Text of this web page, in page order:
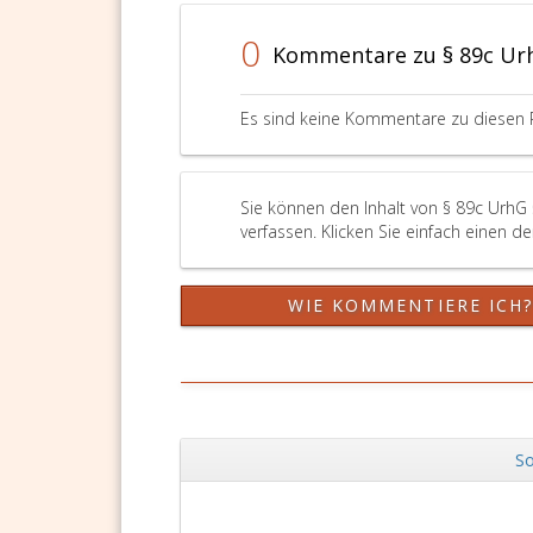
Schutzrechte
nicht
Die
administrative
Unterstützung
der
KommAustria
dieser
Aufsicht
und
Funktion
der
0 Kommentare zu § 89c
Es sind keine Kommentare zu diesen
Sie können den Inhalt von § 89c
verfassen. Klicken Sie einfach einen
WIE KOMMENTIERE ICH?